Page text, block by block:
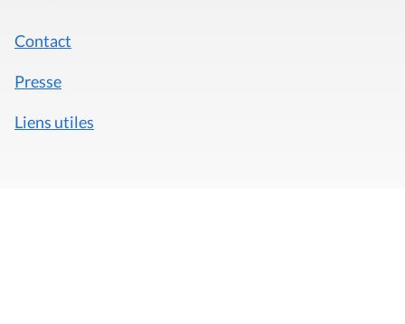
Contact
Presse
Liens utiles